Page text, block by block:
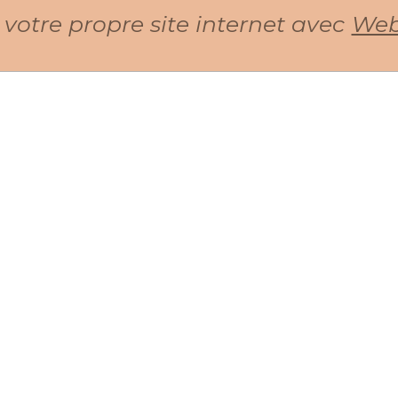
votre propre site internet avec